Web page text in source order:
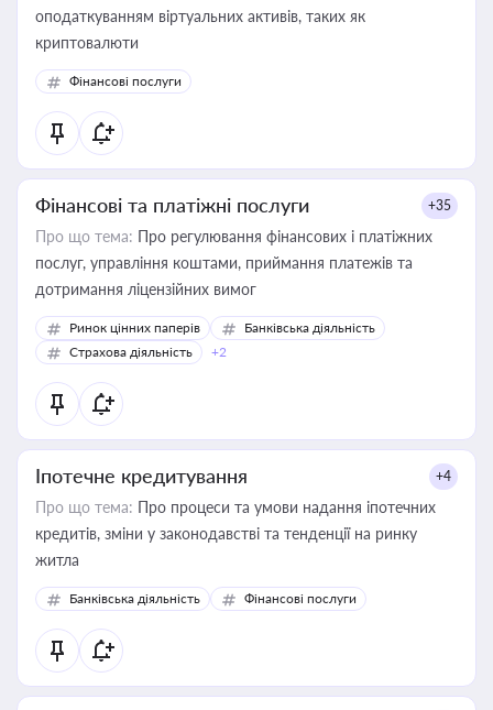
оподаткуванням віртуальних активів, таких як
криптовалюти
Фінансові послуги
Фінансові та платіжні послуги +35
Про що тема: Про регулювання фінансових і платіжних
послуг, управління коштами, приймання платежів та
дотримання ліцензійних вимог
Ринок цінних паперів
Банківська діяльність
Страхова діяльність
+2
Іпотечне кредитування +4
Про що тема: Про процеси та умови надання іпотечних
кредитів, зміни у законодавстві та тенденції на ринку
житла
Банківська діяльність Фінансові послуги